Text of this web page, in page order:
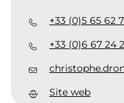
+33 (0)5 65 62
+33 (0)6 67 24
Site web